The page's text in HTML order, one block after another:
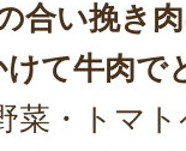
合い挽き肉
けて牛肉で
菜・トマ